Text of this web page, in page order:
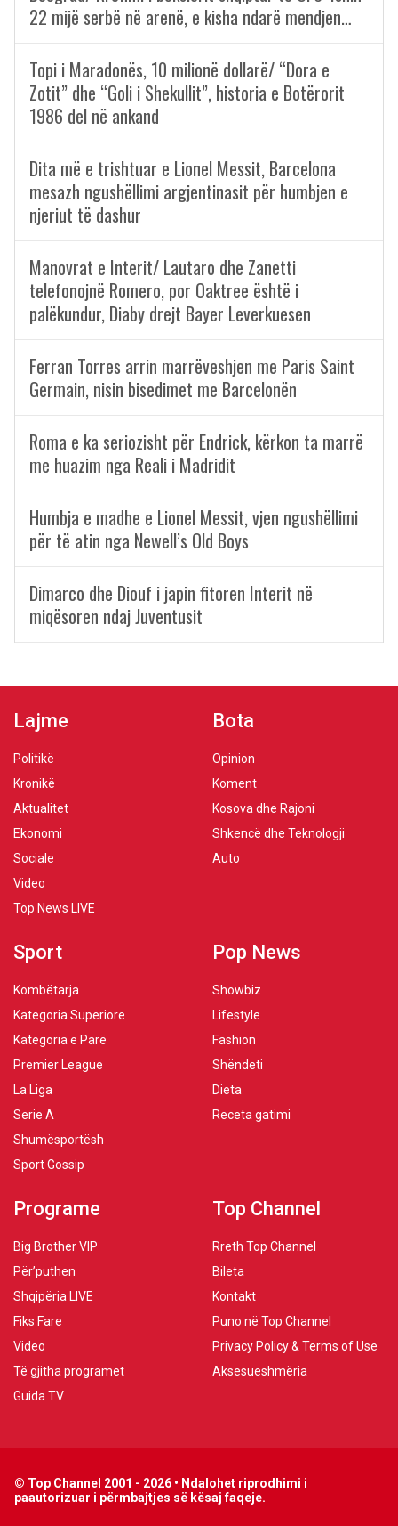
22 mijë serbë në arenë, e kisha ndarë mendjen…
Topi i Maradonës, 10 milionë dollarë/ “Dora e
Zotit” dhe “Goli i Shekullit”, historia e Botërorit
1986 del në ankand
Dita më e trishtuar e Lionel Messit, Barcelona
mesazh ngushëllimi argjentinasit për humbjen e
njeriut të dashur
Manovrat e Interit/ Lautaro dhe Zanetti
telefonojnë Romero, por Oaktree është i
palëkundur, Diaby drejt Bayer Leverkuesen
Ferran Torres arrin marrëveshjen me Paris Saint
Germain, nisin bisedimet me Barcelonën
Roma e ka seriozisht për Endrick, kërkon ta marrë
me huazim nga Reali i Madridit
Humbja e madhe e Lionel Messit, vjen ngushëllimi
për të atin nga Newell’s Old Boys
Dimarco dhe Diouf i japin fitoren Interit në
miqësoren ndaj Juventusit
Lajme
Politikë
Kronikë
Aktualitet
Ekonomi
Sociale
Video
Top News LIVE
Bota
Opinion
Koment
Kosova dhe Rajoni
Shkencë dhe Teknologji
Auto
Sport
Kombëtarja
Kategoria Superiore
Kategoria e Parë
Premier League
La Liga
Serie A
Shumësportësh
Sport Gossip
Pop News
Showbiz
Lifestyle
Fashion
Shëndeti
Dieta
Receta gatimi
Programe
Big Brother VIP
Për’puthen
Shqipëria LIVE
Fiks Fare
Video
Të gjitha programet
Guida TV
Top Channel
Rreth Top Channel
Bileta
Kontakt
Puno në Top Channel
Privacy Policy & Terms of Use
Aksesueshmëria
© Top Channel 2001 - 2026 • Ndalohet riprodhimi i
paautorizuar i përmbajtjes së kësaj faqeje.